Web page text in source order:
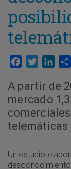
Facebook
Twitter
A partir de
mercado
telemáticas
Un estudio